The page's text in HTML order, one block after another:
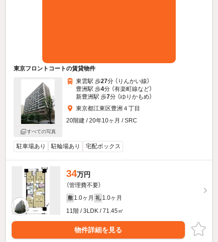
東京フロントコートの賃貸物件
すべての写真
東雲駅 歩27分 （りんかい線）
豊洲駅 歩4分 （有楽町線など）
新豊洲駅 歩7分 （ゆりかもめ）
東京都江東区豊洲４丁目
20階建 / 20年10ヶ月 / SRC
駐車場あり 駐輪場あり 宅配ボックス
34万円
（管理費不要）
敷 1.0ヶ月 礼 1.0ヶ月
11階 / 3LDK / 71.45㎡
物件詳細を見る